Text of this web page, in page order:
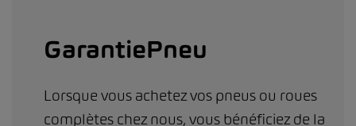
GarantiePneu
Lorsque vous achetez vos pneus ou roues
complètes chez nous, vous bénéficiez de la